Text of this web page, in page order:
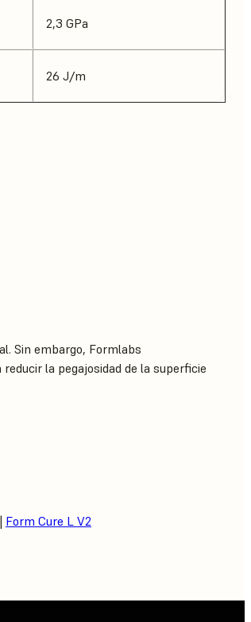
2,3 GPa
26 J/m
Sin embargo, Formlabs
la pegajosidad de la superficie
| Form Cure L V2